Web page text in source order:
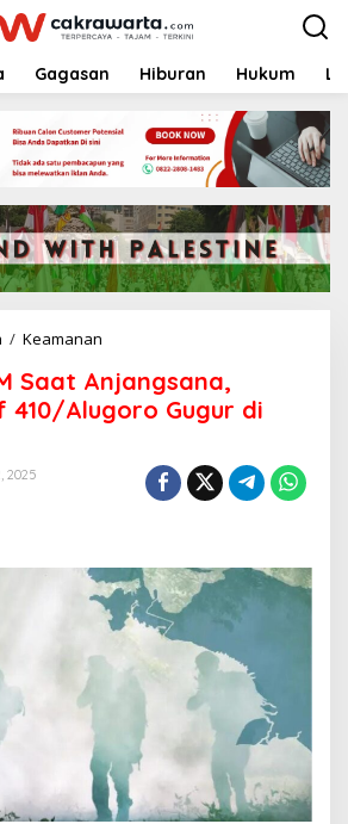
Gagasan Hiburan Hukum
/ Keamanan
s
e
r
S
a
a
g
s
a
Saat Anjangsana,
410/Alugoro Gugur di
2025